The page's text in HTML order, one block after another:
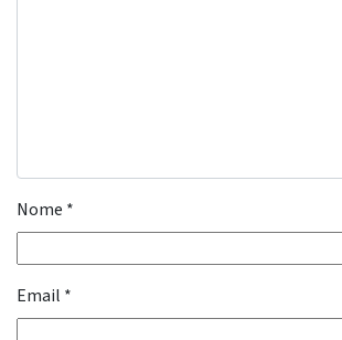
Nome *
Email *